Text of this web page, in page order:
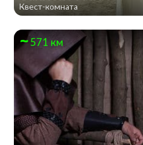
Квест-комната
571 км